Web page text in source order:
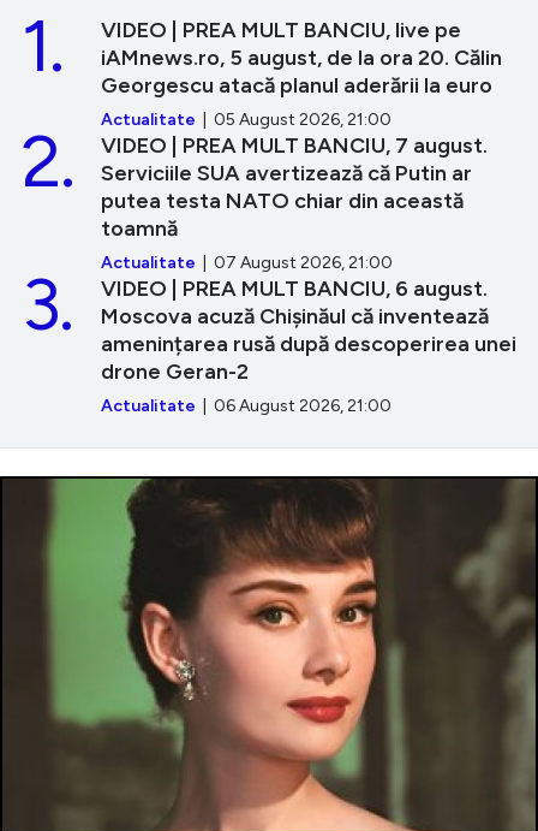
VIDEO | PREA MULT BANCIU, live pe
iAMnews.ro, 5 august, de la ora 20. Călin
Georgescu atacă planul aderării la euro
Actualitate | 05 August 2026, 21:00
1.
VIDEO | PREA MULT BANCIU, 7 august.
Serviciile SUA avertizează că Putin ar
putea testa NATO chiar din această
toamnă
Actualitate | 07 August 2026, 21:00
2.
VIDEO | PREA MULT BANCIU, 6 august.
Moscova acuză Chișinăul că inventează
amenințarea rusă după descoperirea unei
drone Geran-2
Actualitate | 06 August 2026, 21:00
3.